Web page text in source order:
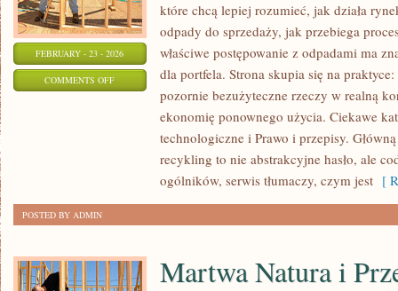
FEBRUARY - 23 - 2026
COMMENTS OFFON
WYDARZENIA
które chcą lepiej rozumieć, jak działa
odpady do sprzedaży, jak przebiega
właściwe postępowanie z odpadami ma
dla portfela. Strona skupia się na
pozornie bezużyteczne rzeczy w realną
ekonomię ponownego użycia. Ciekawe
technologiczne i Prawo i przepisy.
recykling to nie abstrakcyjne hasło, ale
ogólników, serwis tłumaczy, czym jest [
POSTED BY ADMIN
Martwa Natura i